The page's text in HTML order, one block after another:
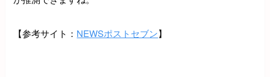
【参考サイト： NEWSポストセブン】